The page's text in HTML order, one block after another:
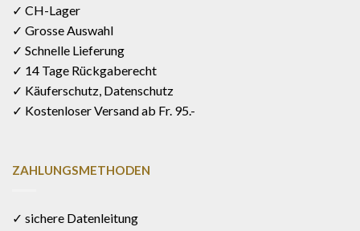
✓ CH-Lager
✓ Grosse Auswahl
✓ Schnelle Lieferung
✓ 14 Tage Rückgaberecht
✓ Käuferschutz, Datenschutz
✓ Kostenloser Versand ab Fr. 95.-
ZAHLUNGSMETHODEN
✓ sichere Datenleitung